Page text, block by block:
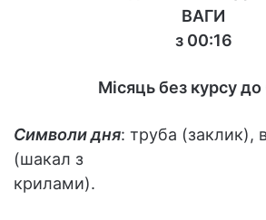
ВАГИ
з 00:16
Місяць без курсу
Символи дня: труба (заклик),
(шакал з
крилами).